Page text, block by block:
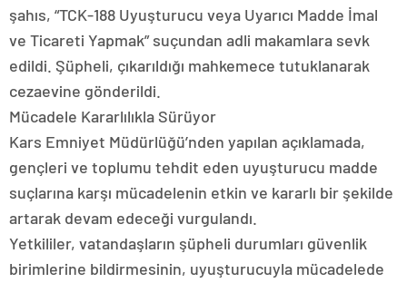
şahıs, “TCK-188 Uyuşturucu veya Uyarıcı Madde İmal
ve Ticareti Yapmak” suçundan adli makamlara sevk
edildi. Şüpheli, çıkarıldığı mahkemece tutuklanarak
cezaevine gönderildi.
Mücadele Kararlılıkla Sürüyor
Kars Emniyet Müdürlüğü’nden yapılan açıklamada,
gençleri ve toplumu tehdit eden uyuşturucu madde
suçlarına karşı mücadelenin etkin ve kararlı bir şekilde
artarak devam edeceği vurgulandı.
Yetkililer, vatandaşların şüpheli durumları güvenlik
birimlerine bildirmesinin, uyuşturucuyla mücadelede